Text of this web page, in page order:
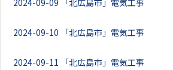
2024-09-09 「北広島市」電気工事
2024-09-10 「北広島市」電気工事
2024-09-11 「北広島市」電気工事